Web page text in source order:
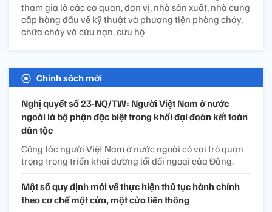
tham gia là các cơ quan, đơn vị, nhà sản xuất, nhà cung
cấp hàng đầu về kỹ thuật và phương tiện phòng cháy,
chữa cháy và cứu nạn, cứu hộ
Chính sách mới
Nghị quyết số 23-NQ/TW: Người Việt Nam ở nước
ngoài là bộ phận đặc biệt trong khối đại đoàn kết toàn
dân tộc
Công tác người Việt Nam ở nước ngoài có vai trò quan
trọng trong triển khai đường lối đối ngoại của Đảng.
Một số quy định mới về thực hiện thủ tục hành chính
theo cơ chế một cửa, một cửa liên thông